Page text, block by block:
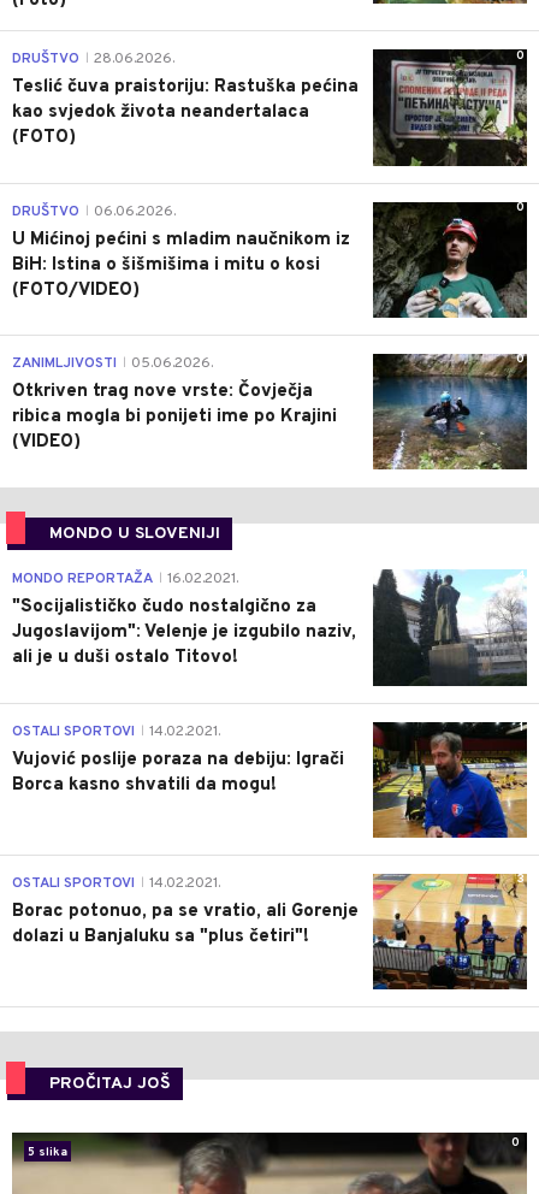
0
DRUŠTVO 28.06.2026.
Teslić čuva praistoriju: Rastuška pećina
kao svjedok života neandertalaca
(FOTO)
0
DRUŠTVO 06.06.2026.
U Mićinoj pećini s mladim naučnikom iz
BiH: Istina o šišmišima i mitu o kosi
(FOTO/VIDEO)
0
ZANIMLJIVOSTI 05.06.2026.
Otkriven trag nove vrste: Čovječja
ribica mogla bi ponijeti ime po Krajini
(VIDEO)
MONDO U SLOVENIJI
4
MONDO REPORTAŽA 16.02.2021.
"Socijalističko čudo nostalgično za
Jugoslavijom": Velenje je izgubilo naziv,
ali je u duši ostalo Titovo!
1
OSTALI SPORTOVI 14.02.2021.
Vujović poslije poraza na debiju: Igrači
Borca kasno shvatili da mogu!
3
OSTALI SPORTOVI 14.02.2021.
Borac potonuo, pa se vratio, ali Gorenje
dolazi u Banjaluku sa "plus četiri"!
PROČITAJ JOŠ
5 slika
0